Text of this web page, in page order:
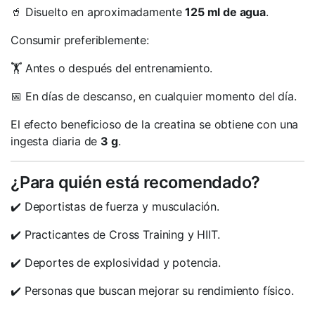
🥤 Disuelto en aproximadamente125 ml de agua.
Consumir preferiblemente:
🏋️ Antes o después del entrenamiento.
📅 En días de descanso, en cualquier momento del día.
El efecto beneficioso de la creatina se obtiene con una
ingesta diaria de 3 g.
¿Para quién está recomendado?
✔️ Deportistas de fuerza y musculación.
✔️ Practicantes de Cross Training y HIIT.
✔️ Deportes de explosividad y potencia.
✔️ Personas que buscan mejorar su rendimiento físico.